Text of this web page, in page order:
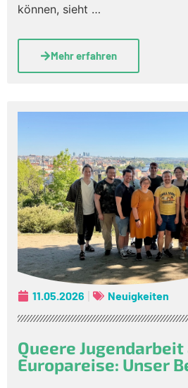
können, sieht …
Mehr erfahren
11.05.2026 Neuigkeiten
Queere
Europareise: Unser